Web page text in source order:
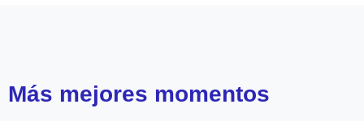
Más mejores momentos